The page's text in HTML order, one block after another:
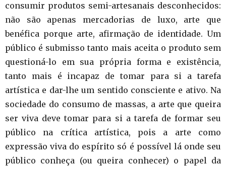
consumir produtos semi-artesanais desconhecidos:
não são apenas mercadorias de luxo, arte que
benéfica porque arte, afirmação de identidade. Um
público é submisso tanto mais aceita o produto sem
questioná-lo em sua própria forma e existência,
tanto mais é incapaz de tomar para si a tarefa
artística e dar-lhe um sentido consciente e ativo. Na
sociedade do consumo de massas, a arte que queira
ser viva deve tomar para si a tarefa de formar seu
público na crítica artística, pois a arte como
expressão viva do espírito só é possível lá onde seu
público conheça (ou queira conhecer) o papel da